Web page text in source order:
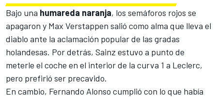
Bajo una humareda naranja, los semáforos rojos se
apagaron y Max Verstappen salió como alma que lleva el
diablo ante la aclamación popular de las gradas
holandesas. Por detrás, Sainz estuvo a punto de
meterle el coche en el interior de la curva 1 a Leclerc,
pero prefirió ser precavido.
En cambio, Fernando Alonso cumplió con lo que había